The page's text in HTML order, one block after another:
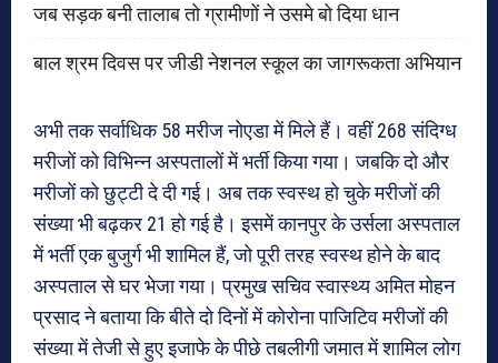
जब सड़क बनी तालाब तो ग्रामीणों ने उसमे बो दिया धान
बाल श्रम दिवस पर जीडी नेशनल स्कूल का जागरूकता अभियान
अभी तक सर्वाधिक 58 मरीज नोएडा में मिले हैं। वहीं 268 संदिग्ध
मरीजों को विभिन्न अस्पतालों में भर्ती किया गया। जबकि दो और
मरीजों को छुट्टी दे दी गई। अब तक स्वस्थ हो चुके मरीजों की
संख्या भी बढ़कर 21 हो गई है। इसमें कानपुर के उर्सला अस्पताल
में भर्ती एक बुजुर्ग भी शामिल हैं, जो पूरी तरह स्वस्थ होने के बाद
अस्पताल से घर भेजा गया। प्रमुख सचिव स्वास्थ्य अमित मोहन
प्रसाद ने बताया कि बीते दो दिनों में कोरोना पाजिटिव मरीजों की
संख्या में तेजी से हुए इजाफे के पीछे तबलीगी जमात में शामिल लोग